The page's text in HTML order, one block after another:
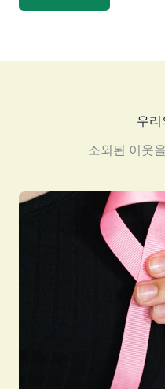
우리
소외된 이웃